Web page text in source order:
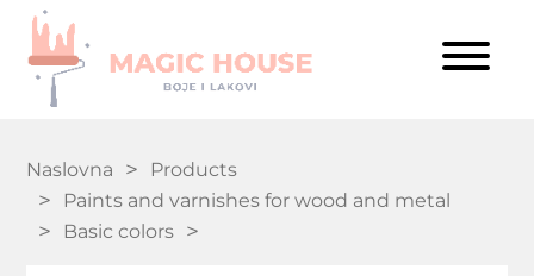
Naslovna
Products
Paints and varnishes for wood and metal
Basic colors